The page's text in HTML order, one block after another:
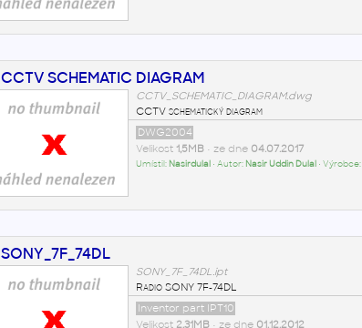
CCTV SCHEMATIC DIAGRAM
CCTV_SCHEMATIC_DIAGRAM.dwg
CCTV schematický diagram
DWG2004
Velikost 1,5MB• ze dne 04.07.2017
Umístil: Nasirdulal• Autor: Nasir Uddin Dulal• Výrobce:
SONY_7F_74DL
SONY_7F_74DL.ipt
Radio SONY 7F-74DL
Inventor part IPT10
Velikost 2,31MB• ze dne 01.12.2012